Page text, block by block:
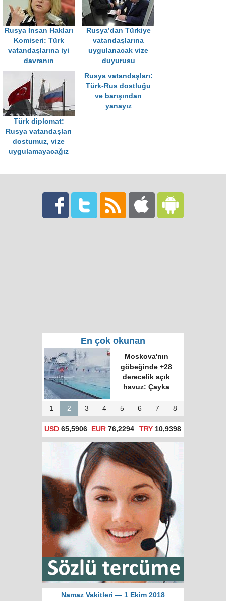
Rusya İnsan Hakları
Komiseri: Türk
vatandaşlarına iyi
davranın
Rusya’dan Türkiye
vatandaşlarına
uygulanacak vize
duyurusu
Türk diplomat:
Rusya vatandaşları
dostumuz, vize
uygulamayacağız
Rusya vatandaşları:
Türk-Rus dostluğu
ve barışından
yanayız
En çok okunan
Putin'in tanıttığı 6
yeni silah ve
özellikleri
1 2 3 4 5 6 7 8
USD 65,5906 EUR 76,2294 TRY10,9398
Namaz Vakitleri — 1 Ekim 2018